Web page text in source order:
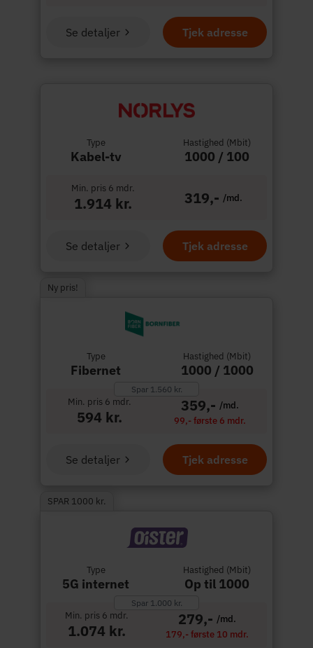
Tjek adresse
Se detaljer
Type
Kabel-tv
Hastighed (Mbit)
1000 / 100
Min. pris 6 mdr.
1.914 kr. 319,- /md.
Tjek adresse
Se detaljer
Ny pris!
Type
Fibernet
Hastighed (Mbit)
1000 / 1000
Spar 1.560 kr.
Min. pris 6 mdr.
594 kr.
359,- /md.
99,- første 6 mdr.
Tjek adresse
Se detaljer
SPAR 1000 kr.
Type
5G internet
Hastighed (Mbit)
Op til 1000
Spar 1.000 kr.
Min. pris 6 mdr.
1.074 kr.
279,- /md.
179,- første 10 mdr.